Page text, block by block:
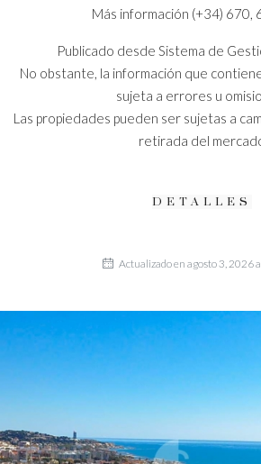
Más información (+34) 670,
Publicado desde Sistema de
No obstante, la información que
sujeta a errores u
Las propiedades pueden ser sujetas a
retirada del
DETALLES
Actualizado en agosto 3, 2026